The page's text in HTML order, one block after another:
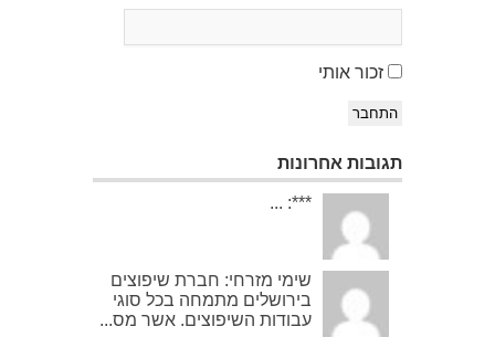
זכור אותי
התחבר
תגובות אחרונות
***: ...
שימי מזרחי: חברת שיפוצים
בירושלים מתמחה בכל סוגי
עבודות השיפוצים. אשר מס...